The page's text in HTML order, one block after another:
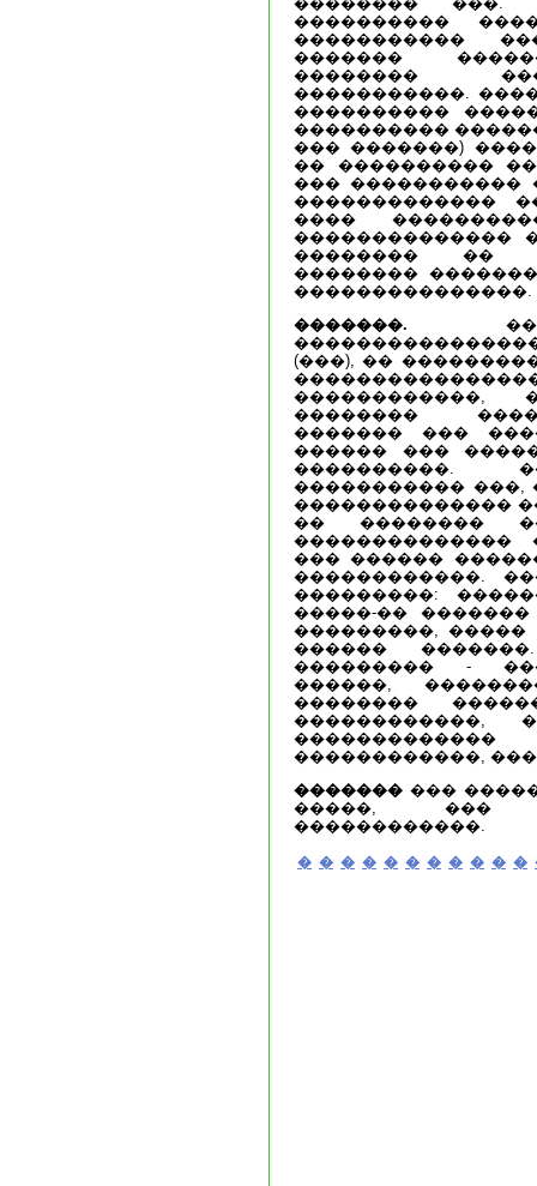
����������
�����������
�������
��������
�����������.
����������
����������
��� �������)
�� ����������
��� �����������
�������������
����
��������������
�������� ��
��������
���������������.
�������.
(���), ��
������������,
��������
������� ���
������ ���
����������.
����������� ���,
��������������
�� ��������
��������������
��� ������
������������.
���������:
�����-��
���������,
������
��������� -
������,
��������
������������,
������������,
������� ���
�����, ���
������������.
� � � � � � � � � � �